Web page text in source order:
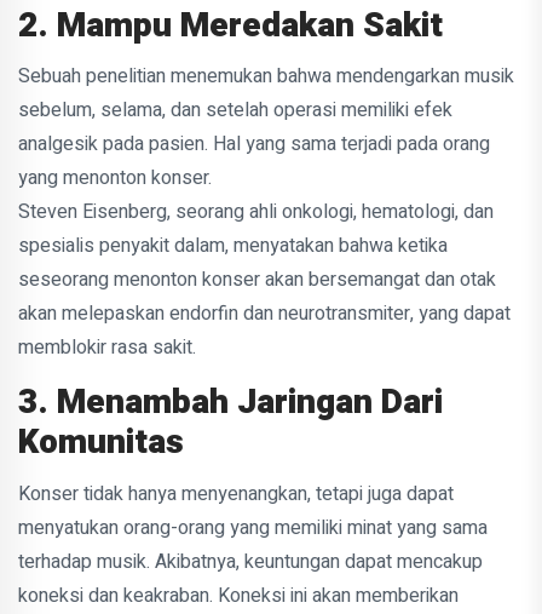
2. Mampu Meredakan Sakit
Sebuah penelitian menemukan bahwa mendengarkan musik
sebelum, selama, dan setelah operasi memiliki efek
analgesik pada pasien. Hal yang sama terjadi pada orang
yang menonton konser.
Steven Eisenberg, seorang ahli onkologi, hematologi, dan
spesialis penyakit dalam, menyatakan bahwa ketika
seseorang menonton konser akan bersemangat dan otak
akan melepaskan endorfin dan neurotransmiter, yang dapat
memblokir rasa sakit.
3. Menambah Jaringan Dari
Komunitas
Konser tidak hanya menyenangkan, tetapi juga dapat
menyatukan orang-orang yang memiliki minat yang sama
terhadap musik. Akibatnya, keuntungan dapat mencakup
koneksi dan keakraban. Koneksi ini akan memberikan